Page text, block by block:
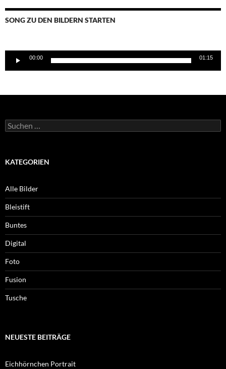
SONG ZU DEN BILDERN STARTEN
Player
00:00 01:15
Suchen
nach:
KATEGORIEN
Alle Bilder
Bleistift
Buntes
Digital
Foto
Fusion
Tusche
NEUESTE BEITRÄGE
Eichhörnchen Portrait